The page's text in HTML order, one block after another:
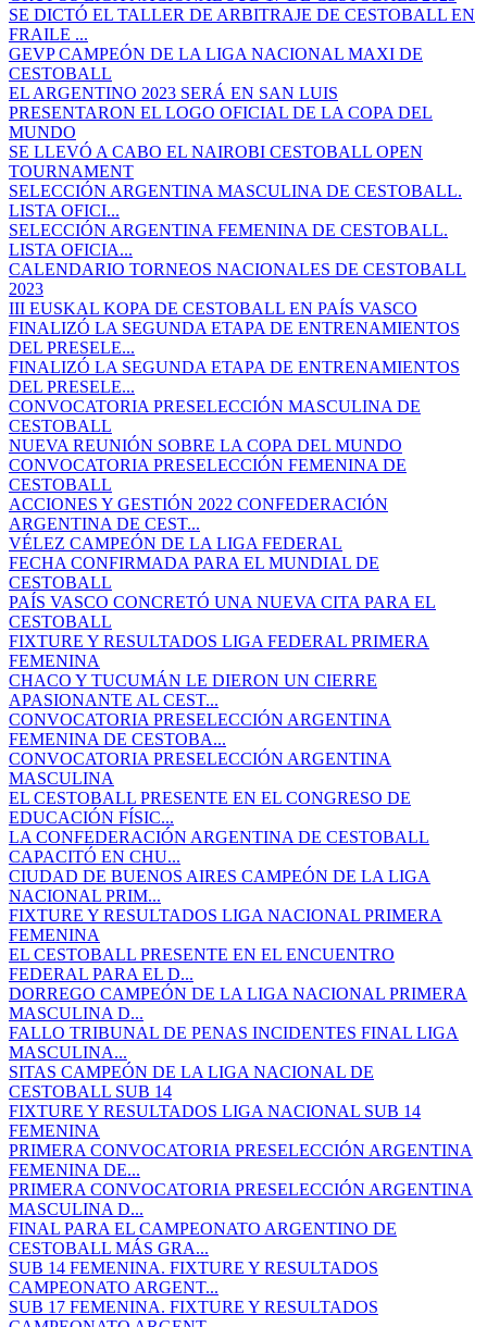
SE DICTÓ EL TALLER DE ARBITRAJE DE CESTOBALL EN
FRAILE ...
GEVP CAMPEÓN DE LA LIGA NACIONAL MAXI DE
CESTOBALL
EL ARGENTINO 2023 SERÁ EN SAN LUIS
PRESENTARON EL LOGO OFICIAL DE LA COPA DEL
MUNDO
SE LLEVÓ A CABO EL NAIROBI CESTOBALL OPEN
TOURNAMENT
SELECCIÓN ARGENTINA MASCULINA DE CESTOBALL.
LISTA OFICI...
SELECCIÓN ARGENTINA FEMENINA DE CESTOBALL.
LISTA OFICIA...
CALENDARIO TORNEOS NACIONALES DE CESTOBALL
2023
III EUSKAL KOPA DE CESTOBALL EN PAÍS VASCO
FINALIZÓ LA SEGUNDA ETAPA DE ENTRENAMIENTOS
DEL PRESELE...
FINALIZÓ LA SEGUNDA ETAPA DE ENTRENAMIENTOS
DEL PRESELE...
CONVOCATORIA PRESELECCIÓN MASCULINA DE
CESTOBALL
NUEVA REUNIÓN SOBRE LA COPA DEL MUNDO
CONVOCATORIA PRESELECCIÓN FEMENINA DE
CESTOBALL
ACCIONES Y GESTIÓN 2022 CONFEDERACIÓN
ARGENTINA DE CEST...
VÉLEZ CAMPEÓN DE LA LIGA FEDERAL
FECHA CONFIRMADA PARA EL MUNDIAL DE
CESTOBALL
PAÍS VASCO CONCRETÓ UNA NUEVA CITA PARA EL
CESTOBALL
FIXTURE Y RESULTADOS LIGA FEDERAL PRIMERA
FEMENINA
CHACO Y TUCUMÁN LE DIERON UN CIERRE
APASIONANTE AL CEST...
CONVOCATORIA PRESELECCIÓN ARGENTINA
FEMENINA DE CESTOBA...
CONVOCATORIA PRESELECCIÓN ARGENTINA
MASCULINA
EL CESTOBALL PRESENTE EN EL CONGRESO DE
EDUCACIÓN FÍSIC...
LA CONFEDERACIÓN ARGENTINA DE CESTOBALL
CAPACITÓ EN CHU...
CIUDAD DE BUENOS AIRES CAMPEÓN DE LA LIGA
NACIONAL PRIM...
FIXTURE Y RESULTADOS LIGA NACIONAL PRIMERA
FEMENINA
EL CESTOBALL PRESENTE EN EL ENCUENTRO
FEDERAL PARA EL D...
DORREGO CAMPEÓN DE LA LIGA NACIONAL PRIMERA
MASCULINA D...
FALLO TRIBUNAL DE PENAS INCIDENTES FINAL LIGA
MASCULINA...
SITAS CAMPEÓN DE LA LIGA NACIONAL DE
CESTOBALL SUB 14
FIXTURE Y RESULTADOS LIGA NACIONAL SUB 14
FEMENINA
PRIMERA CONVOCATORIA PRESELECCIÓN ARGENTINA
FEMENINA DE...
PRIMERA CONVOCATORIA PRESELECCIÓN ARGENTINA
MASCULINA D...
FINAL PARA EL CAMPEONATO ARGENTINO DE
CESTOBALL MÁS GRA...
SUB 14 FEMENINA. FIXTURE Y RESULTADOS
CAMPEONATO ARGENT...
SUB 17 FEMENINA. FIXTURE Y RESULTADOS